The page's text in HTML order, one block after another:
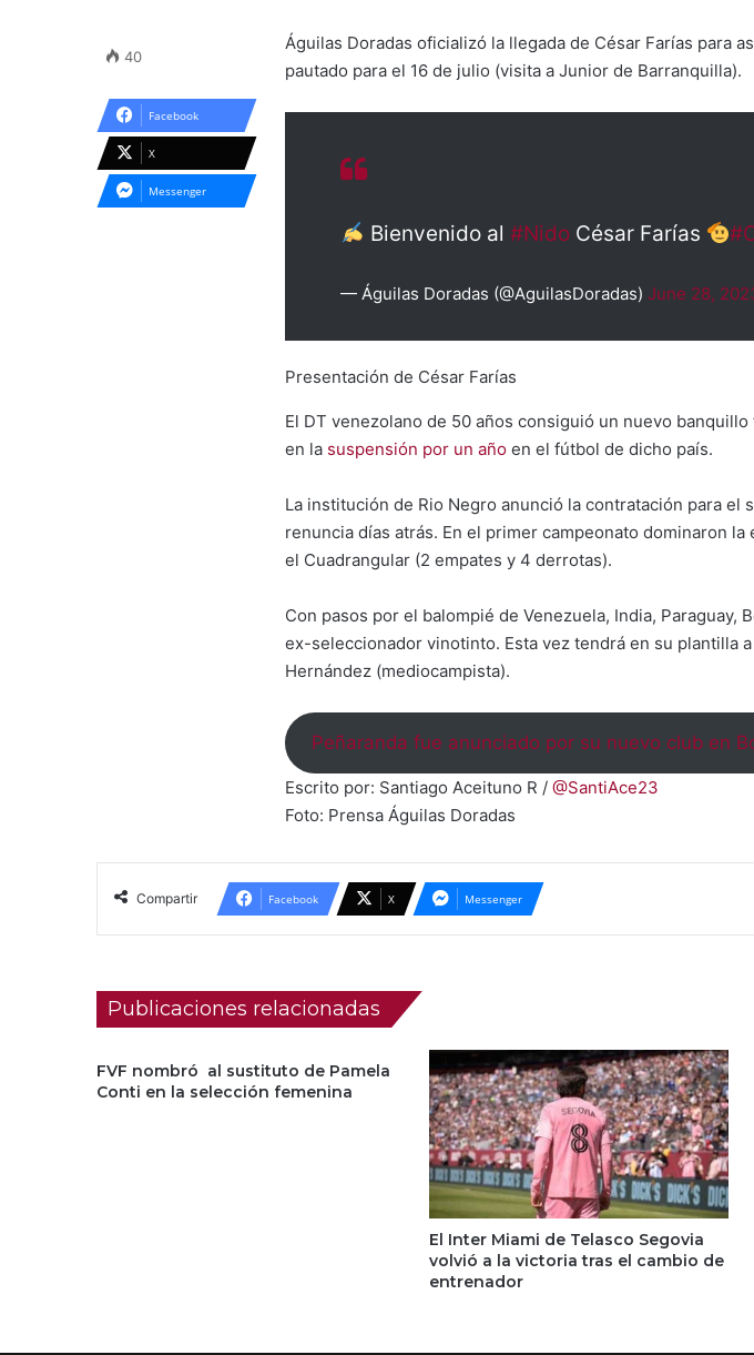
Águilas Doradas oficializó la llegada de César Farías para
pautado para el 16 de julio (visita a Junior de Barranquilla).
Bienvenido al #NidoCésar Farías
— Águilas Doradas (@AguilasDoradas) June 28,
Presentación de César Farías
El DT venezolano de 50 años consiguió un nuevo
en la suspensión por un año en el fútbol de dicho país.
La institución de Rio Negro anunció la contratación para
renuncia días atrás. En el primer campeonato dominaron
el Cuadrangular (2 empates y 4 derrotas).
Con pasos por el balompié de Venezuela, India,
ex-seleccionador vinotinto. Esta vez tendrá en su plantilla
Hernández (mediocampista).
Peñaranda fue anunciado por su nuevo club en
Escrito por: Santiago Aceituno R / @SantiAce23
Foto: Prensa Águilas Doradas
40
Facebook
X
Messenger
Compartir Facebook X Messenger
Publicaciones relacionadas
FVF nombró al sustituto de Pamela
Conti en la selección femenina
El Inter Miami de Telasco Segovia
volvió a la victoria tras el cambio de
entrenador